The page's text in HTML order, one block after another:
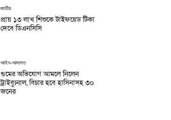
জাতীয়
প্রায় ১৩ লাখ শিশুকে টাইফয়েড টিকা
দেবে ডিএনসিসি
আইন-আদালত
গুমের অভিযোগ আমলে নিলেন
ট্রাইব্যুনাল, বিচার হবে হাসিনাসহ ৩০
জনের